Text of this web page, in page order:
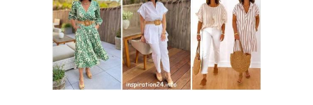
Классический образ